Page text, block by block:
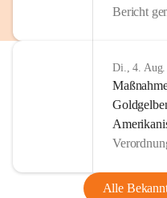
Bericht
Di., 4. Aug.
Alle